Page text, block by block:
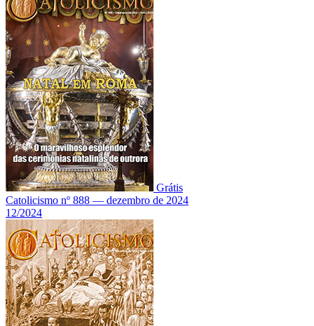
Grátis
Catolicismo nº 888 — dezembro de 2024
12/2024